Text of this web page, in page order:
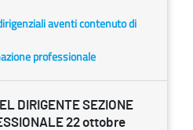
aventi contenuto di
professionale
DIRIGENTE SEZIONE
22 ottobre